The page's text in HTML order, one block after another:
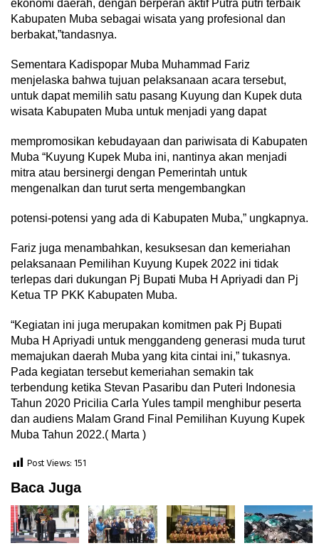
ekonomi daerah, dengan berperan aktif Putra putri terbaik
Kabupaten Muba sebagai wisata yang profesional dan
berbakat,”tandasnya.
Sementara Kadispopar Muba Muhammad Fariz
menjelaska bahwa tujuan pelaksanaan acara tersebut,
untuk dapat memilih satu pasang Kuyung dan Kupek duta
wisata Kabupaten Muba untuk menjadi yang dapat
mempromosikan kebudayaan dan pariwisata di Kabupaten
Muba “Kuyung Kupek Muba ini, nantinya akan menjadi
mitra atau bersinergi dengan Pemerintah untuk
mengenalkan dan turut serta mengembangkan
potensi-potensi yang ada di Kabupaten Muba,” ungkapnya.
Fariz juga menambahkan, kesuksesan dan kemeriahan
pelaksanaan Pemilihan Kuyung Kupek 2022 ini tidak
terlepas dari dukungan Pj Bupati Muba H Apriyadi dan Pj
Ketua TP PKK Kabupaten Muba.
“Kegiatan ini juga merupakan komitmen pak Pj Bupati
Muba H Apriyadi untuk menggandeng generasi muda turut
memajukan daerah Muba yang kita cintai ini,” tukasnya.
Pada kegiatan tersebut kemeriahan semakin tak
terbendung ketika Stevan Pasaribu dan Puteri Indonesia
Tahun 2020 Pricilia Carla Yules tampil menghibur peserta
dan audiens Malam Grand Final Pemilihan Kuyung Kupek
Muba Tahun 2022.( Marta )
Post Views: 151
Baca Juga